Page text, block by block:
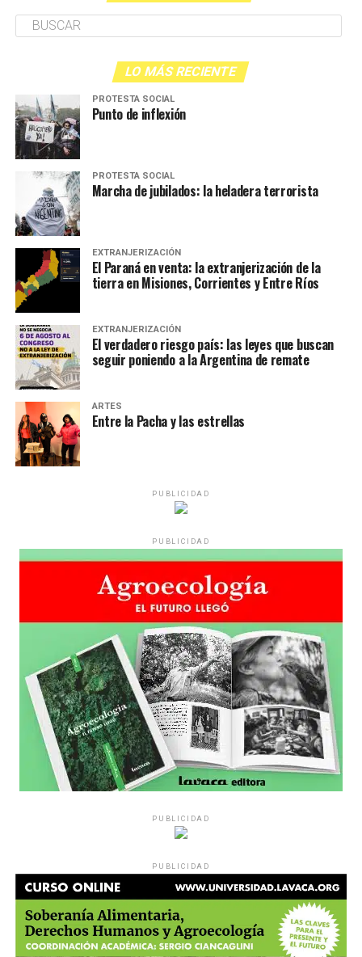
LO MÁS RECIENTE
PROTESTA SOCIAL
Punto de inflexión
PROTESTA SOCIAL
Marcha de jubilados: la heladera terrorista
EXTRANJERIZACIÓN
El Paraná en venta: la extranjerización de la
tierra en Misiones, Corrientes y Entre Ríos
EXTRANJERIZACIÓN
El verdadero riesgo país: las leyes que buscan
seguir poniendo a la Argentina de remate
ARTES
Entre la Pacha y las estrellas
PUBLICIDAD
PUBLICIDAD
PUBLICIDAD
PUBLICIDAD